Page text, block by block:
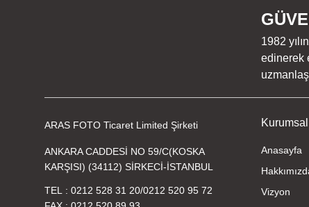
1982
edinerek
ARAS FOTO Ticaret Limited Şirketi
ANKARA CADDESİ NO 59/C(KOSKA
KARŞISI) (34112) SİRKECİ-İSTANBUL
TEL 0212 528 31 20/0212 520 95 72
Kurumsal
Anasayfa
Vizyon